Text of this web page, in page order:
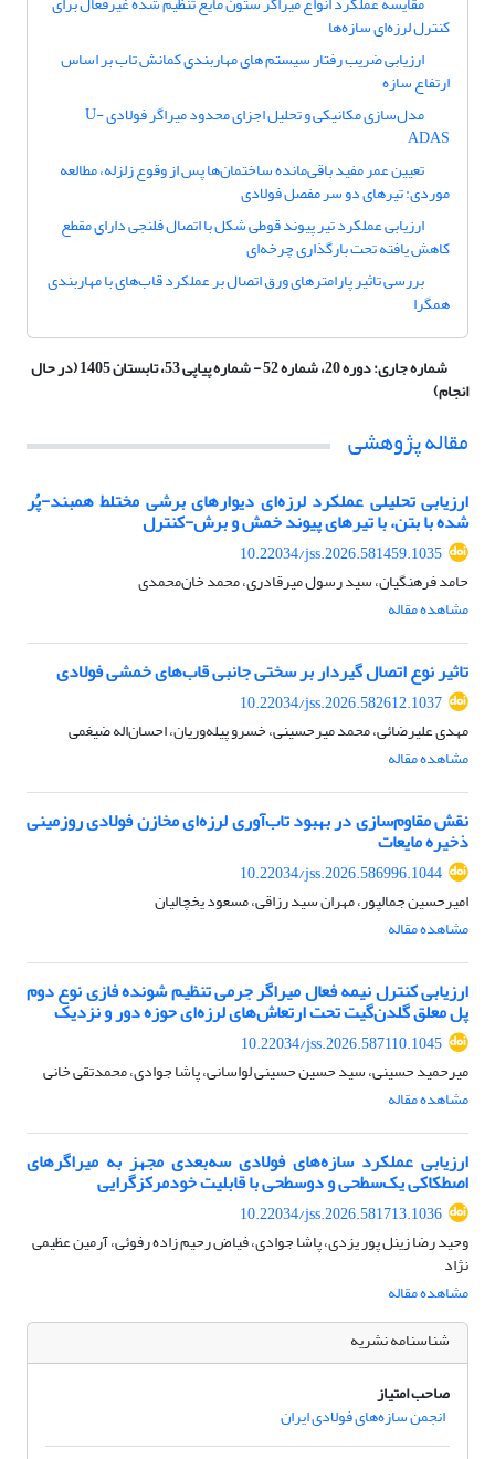
کنترل لرزه‌ای سازه‌ها
ارزیابى ضریب رفتار سیستم هاى مهاربندى کمانش تاب بر اساس
ارتفاع سازه
مدل‌سازی مکانیکی و تحلیل اجزای محدود میراگر فولادی U-
ADAS
تعیین عمر مفید باقی‌مانده ساختمان‌ها پس از وقوع زلزله، مطالعه
موردی: تیرهای دو سر مفصل فولادی
ارزیابی عملکرد تیر پیوند قوطی شکل با اتصال فلنجی دارای مقطع
کاهش یافته تحت بارگذاری چرخه‌ای
بررسی تاثیر پارامترهای ورق اتصال بر عملکرد قاب‌های با مهاربندی
همگرا
شماره جاری: دوره 20، شماره 52 - شماره پیاپی 53، تابستان 1405 (در حال
انجام)
مقاله پژوهشی
ارزیابی تحلیلی عملکرد لرزه‌ای دیوارهای برشی مختلط همبند-پُر
شده با بتن، با تیرهای پیوند خمش و برش-کنترل
10.22034/jss.2026.581459.1035
حامد فرهنگیان، سید رسول میرقادری، محمد خان‌محمدی
مشاهده مقاله
تاثیر نوع اتصال گیردار بر سختی جانبی قاب‌های خمشی فولادی
10.22034/jss.2026.582612.1037
مهدی علیرضائی، محمد میرحسینی، خسرو پیله‌وریان، احسان‌اله ضیغمی
مشاهده مقاله
نقش مقاوم‌سازی در بهبود تاب‌آوری لرزه‌ای مخازن فولادی روزمینی
ذخیره مایعات
10.22034/jss.2026.586996.1044
امیرحسین جمالپور، مهران سید رزاقی، مسعود یخچالیان
مشاهده مقاله
ارزیابی کنترل نیمه فعال میراگر جرمی تنظیم شونده فازی نوع دوم
پل معلق گلدن‌گیت تحت ارتعاش‌های لرزه‌ای حوزه دور و نزدیک
10.22034/jss.2026.587110.1045
میرحمید حسینی، سید حسین حسینی لواسانی، پاشا جوادی، محمدتقی خانی
مشاهده مقاله
ارزیابی عملکرد سازه‌های فولادی سه‌بعدی مجهز به میراگرهای
اصطکاکی یک‌سطحی و دوسطحی با قابلیت خودمرکزگرایی
10.22034/jss.2026.581713.1036
وحید رضا زینل پور یزدی، پاشا جوادی، فیاض رحیم زاده رفوئی، آرمین عظیمی‌
نژاد
مشاهده مقاله
شناسنامه نشریه
صاحب امتیاز
انجمن سازه‌های فولادی ایران